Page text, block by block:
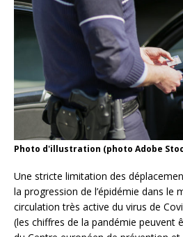
Photo d'illustration (photo Adobe
Une stricte limitation des
la progression de l’épidémie dans le
circulation très active du virus de
(les chiffres de la pandémie peuvent